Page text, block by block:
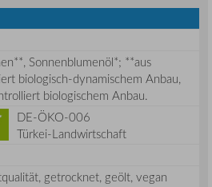
Sonnenblumenöl*; **aus
biologisch-dynamischem Anbau,
biologischem Anbau.
DE-ÖKO-006
Türkei-Landwirtschaft
getrocknet, geölt, vegan